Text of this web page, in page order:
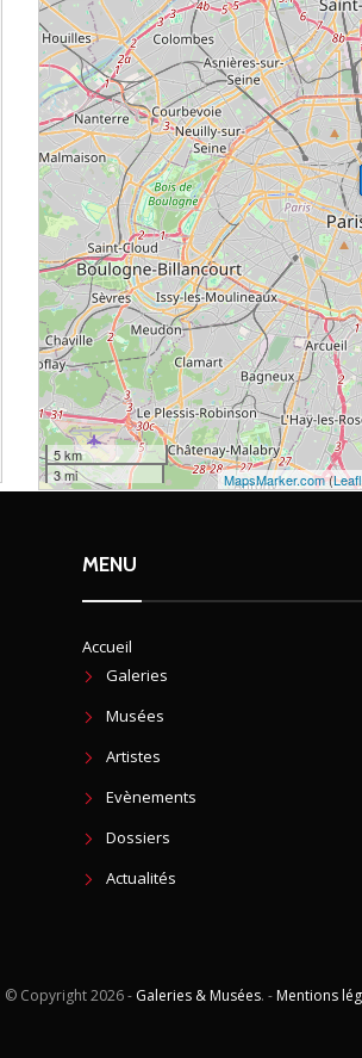
5 km
3 mi
MapsMarker.com(
MENU
Accueil
Galeries
Musées
Artistes
Evènements
Dossiers
Actualités
© Copyright2026 - Galeries & Musées. - Mentions